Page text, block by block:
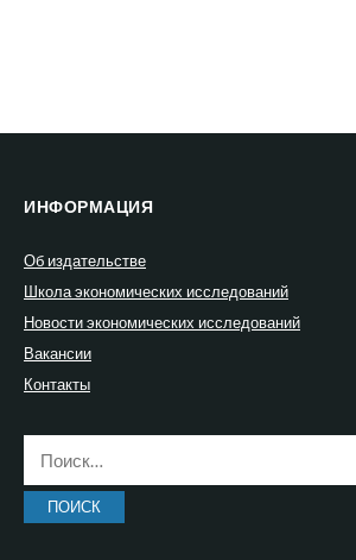
ИНФОРМАЦИЯ
Об издательстве
Школа экономических исследований
Новости экономических исследований
Вакансии
Контакты